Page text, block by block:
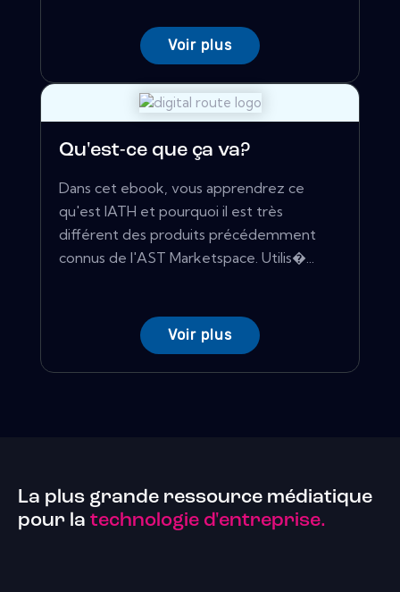
Voir plus
Qu'est-ce que ça va?
Dans cet ebook, vous apprendrez ce
qu'est IATH et pourquoi il est très
différent des produits précédemment
connus de l'AST Marketspace. Utilis�...
Voir plus
La plus grande ressource médiatique
pour la technologie d'entreprise.